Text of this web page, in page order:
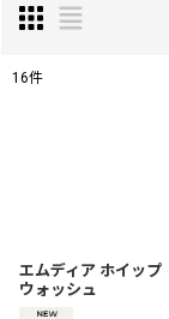
16件
エムディア ホイップ
ウォッシュ